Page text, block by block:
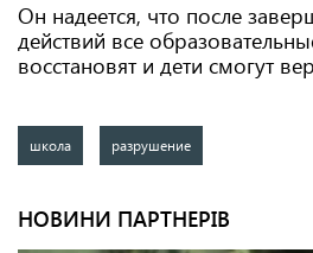
Он надеется, что после
действий все
восстановят и дети смогут
школа разрушение